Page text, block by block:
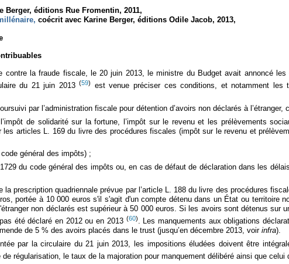
Berger, éditions Rue Fromentin, 2011,
coécrit avec Karine Berger, éditions Odile Jacob, 2013,
la fraude fiscale, le 20 juin 2013, le ministre du Budget avait annoncé
du 21 juin 2013(59)
est venue préciser ces conditions, et notamment
par l’administration fiscale pour détention d’avoirs non déclarés à l’étranger,
de solidarité sur la fortune, l’impôt sur le revenu et les prélèvements
articles L. 169 du livre des procédures fiscales (impôt sur le revenu et
général des impôts) ;
du code général des impôts ou, en cas de défaut de déclaration dans les
la prescription quadriennale prévue par l’article L. 188 du livre des procédures
portée à 10 000 euros s'il s'agit d'un compte détenu dans un État ou territoire
non déclarés est supérieur à 50 000 euros. Si les avoirs sont détenus sur
été déclaré en 2012 ou en 2013 (60). Les manquements aux obligations
de 5 % des avoirs placés dans le trust (jusqu’en décembre 2013, voir infra).
par la circulaire du 21 juin 2013, les impositions éludées doivent être
régularisation, le taux de la majoration pour manquement délibéré ainsi que celui